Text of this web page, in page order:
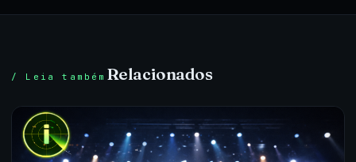
/ Leia também Relacionados